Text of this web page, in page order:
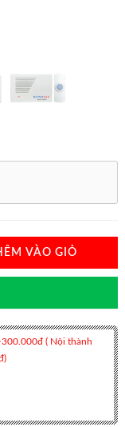
VÀO GIỎ
( Nội thành